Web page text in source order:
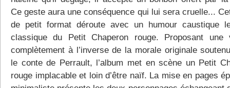
Ce geste aura une conséquence qui lui sera cruelle...
de petit format déroute avec un humour caustique
classique du Petit Chaperon rouge. Proposant une
complètement à l’inverse de la morale originale
le conte de Perrault, l’album met en scène un Petit
rouge implacable et loin d’être naïf. La mise en pages